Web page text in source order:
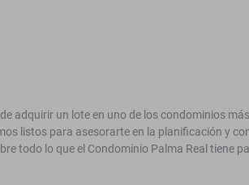
adquirir un lote en uno de los condominios
listos para asesorarte en la planificación y
todo lo que el Condominio Palma Real tiene